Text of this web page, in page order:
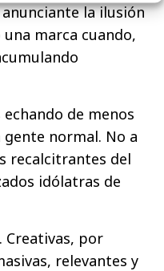
la ilusión
marca cuando,
de menos
gente normal. No a
recalcitrantes del
idólatras de
Creativas, por
relevantes y